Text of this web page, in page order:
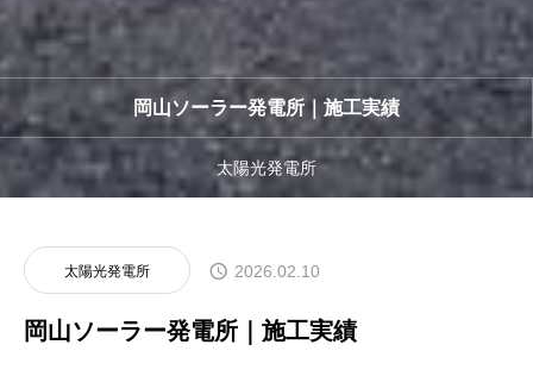
岡山ソーラー発電所｜施工実績
太陽光発電所
太陽光発電所 2026.02.10
岡山ソーラー発電所｜施工実績